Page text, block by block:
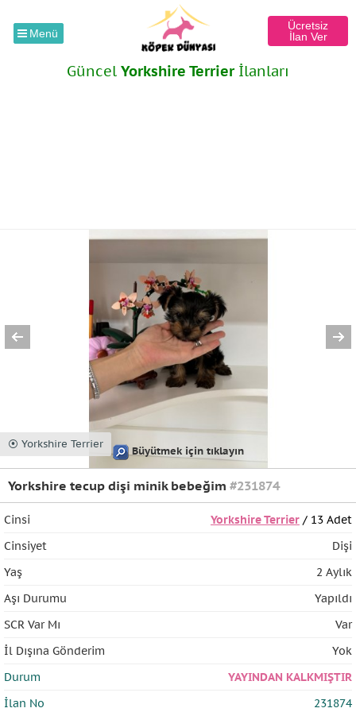
Menü
Ücretsiz
İlan Ver
Güncel Yorkshire Terrierİlanları
⦿ Yorkshire Terrier
Büyütmek için tıklayın
Yorkshire tecup dişi minik bebeğim #231874
Cinsi Yorkshire Terrier/ 13 Adet
Cinsiyet
Dişi
Yaş
2 Aylık
Aşı Durumu
Yapıldı
SCR Var Mı
Var
İl Dışına Gönderim
Yok
Durum
YAYINDAN KALKMIŞTIR
İlan No
231874